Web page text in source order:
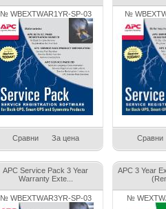
№ WBEXTWAR1YR-SP-03
Сравни За цена
№
Сравни
APC Service Pack 3 Year
Warranty Exte...
№ WBEXTWAR3YR-SP-03
APC 3 Year
№